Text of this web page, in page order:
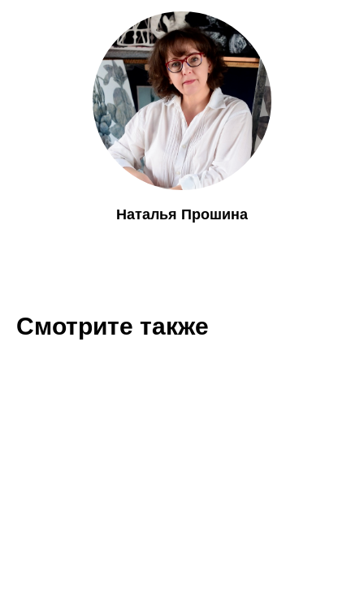
Наталья Прошина
Смотрите также